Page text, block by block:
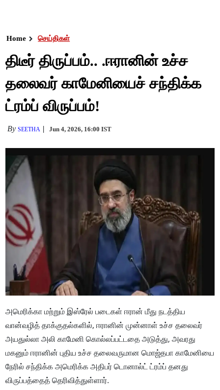
Home செய்திகள்
திடீர் திருப்பம்.. .ஈரானின் உச்ச
தலைவர் காமேனியைச் சந்திக்க
ட்ரம்ப் விருப்பம்!
BySEETHA Jun 4, 2026, 16:00 IST
அமெரிக்கா மற்றும் இஸ்ரேல் படைகள் ஈரான் மீது நடத்திய
வான்வழித் தாக்குதல்களில், ஈரானின் முன்னாள் உச்ச தலைவர்
அயதுல்லா அலி காமேனி கொல்லப்பட்டதை அடுத்து, அவரது
மகனும் ஈரானின் புதிய உச்ச தலைவருமான மொஜ்தபா காமேனியை
நேரில் சந்திக்க அமெரிக்க அதிபர் டொனால்ட் ட்ரம்ப் தனது
விருப்பத்தைத் தெரிவித்துள்ளார்.